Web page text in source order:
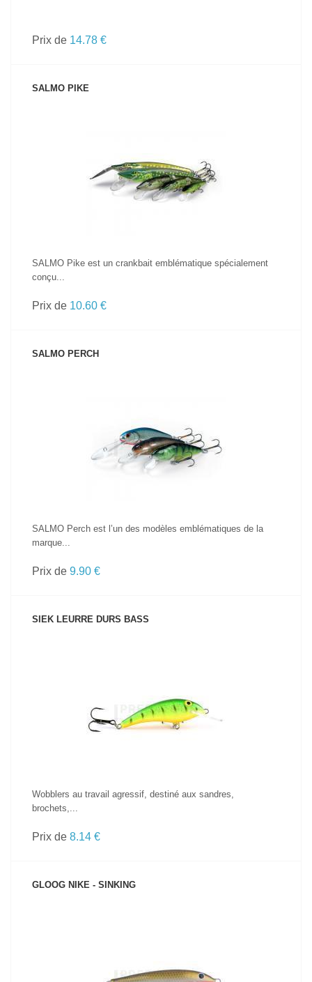
Prix de 14.78 €
SALMO PIKE
VOIR LE PRODUIT
SALMO Pike est un crankbait emblématique spécialement
conçu...
Prix de 10.60 €
SALMO PERCH
VOIR LE PRODUIT
SALMO Perch est l’un des modèles emblématiques de la
marque...
Prix de 9.90 €
SIEK LEURRE DURS BASS
Wobblers au travail agressif, destiné aux sandres,
brochets,...
Prix de 8.14 €
GLOOG NIKE - SINKING